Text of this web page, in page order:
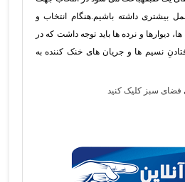
بیشتری داشته باشیم.هنگام انتخاب و
دیوارها و نرده ها باید توجه داشت که در
نسیم ها و جریان های خنک کننده به
فضای سبز کلیک کنید